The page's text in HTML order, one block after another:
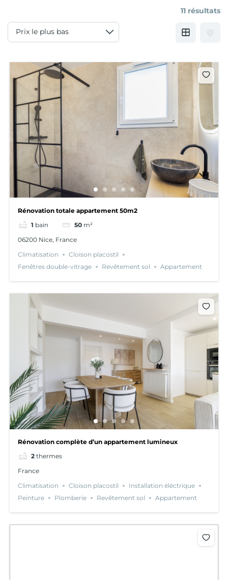
11 résultats
Rénovation totale appartement 50m2
1 bain 50 m²
06200 Nice, France
Climatisation
Cloison placostil
Fenêtres double-vitrage
Revêtement sol Appartement
Rénovation complète d’un appartement lumineux
2 thermes
France
Climatisation
Cloison placostil
Installation éléctrique
Peinture
Plomberie Revêtement sol Appartement